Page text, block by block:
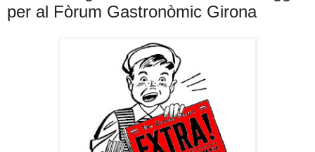
per al Fòrum Gastronòmic Girona